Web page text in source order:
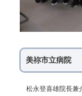
美祢市立病院
松永登喜雄院長兼